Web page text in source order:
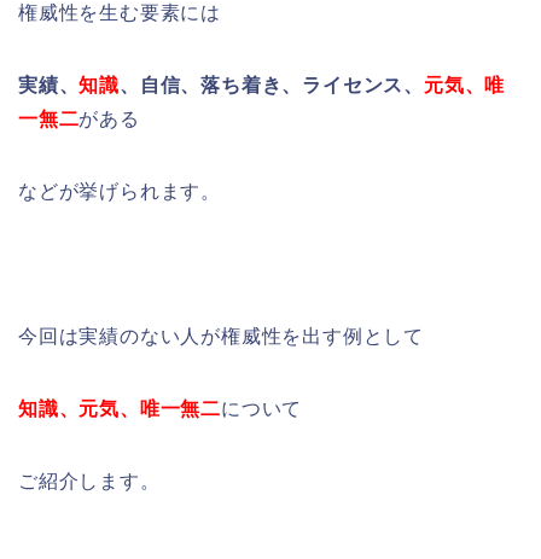
権威性を生む要素には
実績、知識、自信、落ち着き、ライセンス、 元気、唯
一無二がある
などが挙げられます。
今回は実績のない人が権威性を出す例として
知識、元気、唯一無二について
ご紹介します。